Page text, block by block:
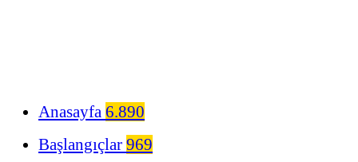
Anasayfa 6.890
Başlangıçlar 969